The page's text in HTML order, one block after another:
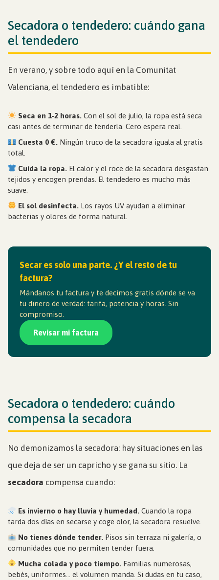
Secadora o tendedero: cuándo gana
el tendedero
En verano, y sobre todo aquí en la Comunitat
Valenciana, el tendedero es imbatible:
Seca en 1-2 horas. Con el sol de julio, la ropa está seca
casi antes de terminar de tenderla. Cero espera real.
Cuesta 0 €. Ningún truco de la secadora iguala al gratis
total.
Cuida la ropa. El calor y el roce de la secadora desgastan
tejidos y encogen prendas. El tendedero es mucho más
suave.
El sol desinfecta. Los rayos UV ayudan a eliminar
bacterias y olores de forma natural.
Secar es solo una parte. ¿Y el resto de tu
factura?
Mándanos tu factura y te decimos gratis dónde se va
tu dinero de verdad: tarifa, potencia y horas. Sin
compromiso.
Revisar mi factura
Secadora o tendedero: cuándo
compensa la secadora
No demonizamos la secadora: hay situaciones en las
que deja de ser un capricho y se gana su sitio. La
secadora compensa cuando:
Es invierno o hay lluvia y humedad. Cuando la ropa
tarda dos días en secarse y coge olor, la secadora resuelve.
No tienes dónde tender. Pisos sin terraza ni galería, o
comunidades que no permiten tender fuera.
Mucha colada y poco tiempo. Familias numerosas,
bebés, uniformes… el volumen manda. Si dudas en tu caso,